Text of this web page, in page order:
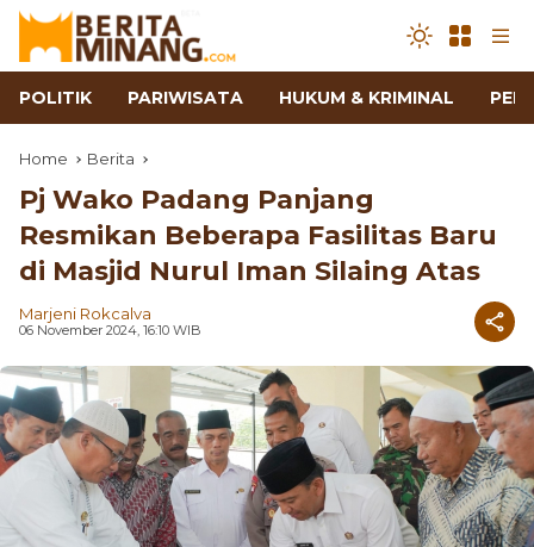
POLITIK PARIWISATA HUKUM & KRIMINAL
Home Berita
Pj Wako Padang Panjang
Resmikan Beberapa Fasilitas Baru
di Masjid Nurul Iman Silaing Atas
Marjeni Rokcalva
06 November 2024, 16:10 WIB